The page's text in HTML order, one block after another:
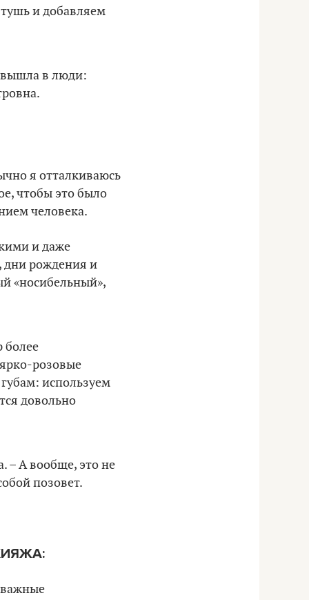
и добавляем
вышла в люди:
я отталкиваюсь
чтобы это было
человека.
и даже
дни рождения и
«носибельный»,
более
розовые
используем
довольно
– А вообще, это не
позовет.